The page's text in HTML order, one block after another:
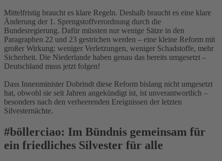
Mittelfristig braucht es klare Regeln. Deshalb braucht es eine klare
Änderung der 1. Sprengstoffverordnung durch die
Bundesregierung. Dafür müssten nur wenige Sätze in den
Paragraphen 22 und 23 gestrichen werden – eine kleine Reform mit
großer Wirkung: weniger Verletzungen, weniger Schadstoffe, mehr
Sicherheit. Die Niederlande haben genau das bereits umgesetzt –
Deutschland muss jetzt folgen!
Dass Innenminister Dobrindt diese Reform bislang nicht umgesetzt
hat, obwohl sie seit Jahren angekündigt ist, ist unverantwortlich –
besonders nach den verheerenden Ereignissen der letzten
Silvesternächte.
#böllerciao: Im Bündnis gemeinsam für
ein friedliches Silvester für alle